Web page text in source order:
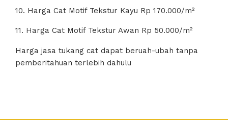
10. Harga Cat Motif Tekstur Kayu Rp 170.000/m²
11. Harga Cat Motif Tekstur Awan Rp 50.000/m²
Harga jasa tukang cat dapat beruah-ubah tanpa
pemberitahuan terlebih dahulu